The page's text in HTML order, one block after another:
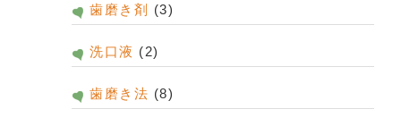
歯磨き剤 (3)
洗口液 (2)
歯磨き法 (8)